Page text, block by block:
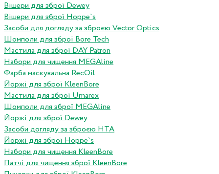
Вішери для зброї Dewey
Вішери для зброї Hoppe`s
Засоби для догляду за зброєю Vector Optics
Шомполи для зброї Bore Tech
Мастила для зброї DAY Patron
Набори для чищення MEGAline
Фарба маскувальна RecOil
Йоржі для зброї KleenBore
Мастила для зброї Umarex
Шомполи для зброї MEGAline
Йоржі для зброї Dewey
Засоби догляду за зброєю HTA
Йоржі для зброї Hoppe`s
Набори для чищення KleenBore
Патчі для чищення зброї KleenBore